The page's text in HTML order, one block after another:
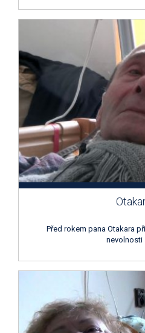
Před rokem pana Otakara
nevolnosti